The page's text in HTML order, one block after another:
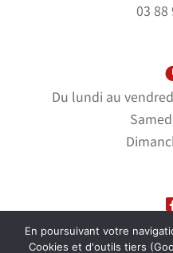
03 88
Du lundi au
Suivez-nous sur
En poursuivant votre
Cookies et d'outils tiers